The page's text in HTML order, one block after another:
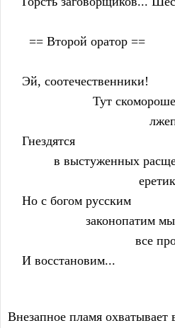
      == Второй оратор ==
    Эй, соотечественники!
Тут
    Гнездятся
в выстуженных
    Но с богом русским
                      законопатим мы
все
    И восстановим...
Внезапное пламя